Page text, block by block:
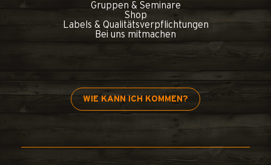
Gruppen & Seminare
Shop
Labels & Qualitätsverpflichtungen
Bei uns mitmachen
WIE KANN ICH KOMMEN?